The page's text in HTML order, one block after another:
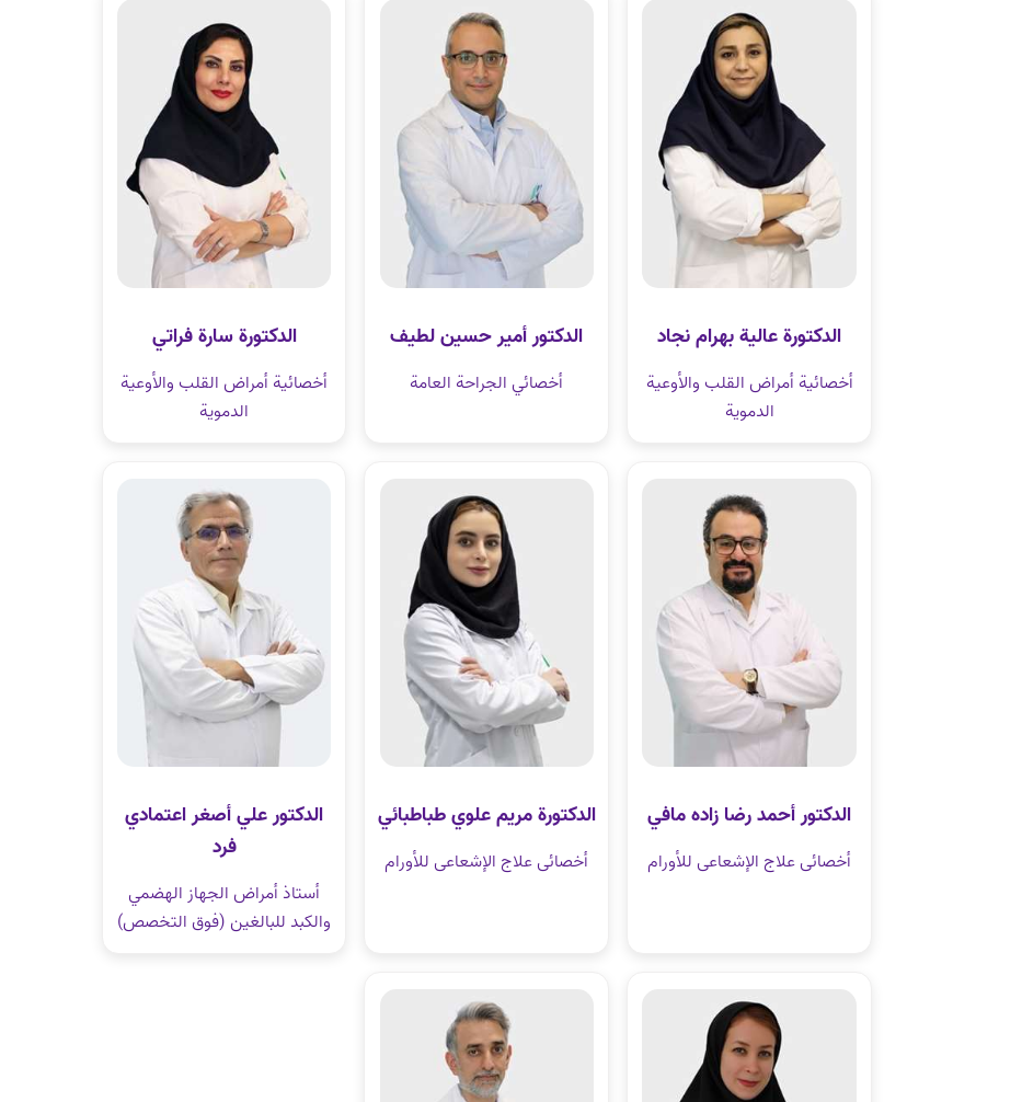
الدكتورة عالية بهرام نجاد
أخصائية أمراض القلب والأوعية
الدموية
الدكتور أمير حسين لطيف
أخصائي الجراحة العامة
الدكتورة سارة فراتي
أخصائية أمراض القلب والأوعية
الدموية
الدکتور أحمد رضا زاده مافي
أخصائی علاج الإشعاعی للأورام
الدكتورة مريم علوي طباطبائي
أخصائی علاج الإشعاعی للأورام
الدكتور علي أصغر اعتمادي
فرد
أستاذ أمراض الجهاز الهضمي
والكبد للبالغين (فوق التخصص)